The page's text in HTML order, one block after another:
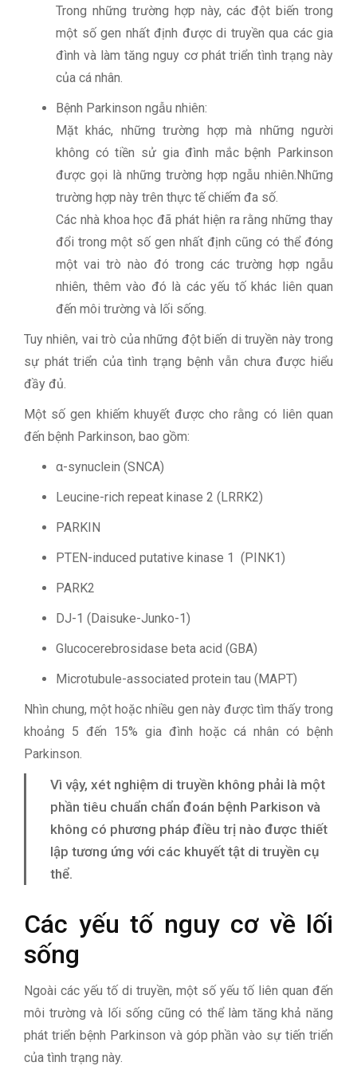
Trong những trường hợp này, các đột biến trong
một số gen nhất định được di truyền qua các gia
đình và làm tăng nguy cơ phát triển tình trạng này
của cá nhân.
Bệnh Parkinson ngẫu nhiên:
Mặt khác, những trường hợp mà những người
không có tiền sử gia đình mắc bệnh Parkinson
được gọi là những trường hợp ngẫu nhiên.Những
trường hợp này trên thực tế chiếm đa số.
Các nhà khoa học đã phát hiện ra rằng những thay
đổi trong một số gen nhất định cũng có thể đóng
một vai trò nào đó trong các trường hợp ngẫu
nhiên, thêm vào đó là các yếu tố khác liên quan
đến môi trường và lối sống.
Tuy nhiên, vai trò của những đột biến di truyền này trong
sự phát triển của tình trạng bệnh vẫn chưa được hiểu
đầy đủ.
Một số gen khiếm khuyết được cho rằng có liên quan
đến bệnh Parkinson, bao gồm:
α-synuclein (SNCA)
Leucine-rich repeat kinase 2 (LRRK2)
PARKIN
PTEN-induced putative kinase 1 (PINK1)
PARK2
DJ-1 (Daisuke-Junko-1)
Glucocerebrosidase beta acid (GBA)
Microtubule-associated protein tau (MAPT)
Nhìn chung, một hoặc nhiều gen này được tìm thấy trong
khoảng 5 đến 15% gia đình hoặc cá nhân có bệnh
Parkinson.
Vì vậy, xét nghiệm di truyền không phải là một
phần tiêu chuẩn chẩn đoán bệnh Parkison và
không có phương pháp điều trị nào được thiết
lập tương ứng với các khuyết tật di truyền cụ
thể.
Các yếu tố nguy cơ về lối
sống
Ngoài các yếu tố di truyền, một số yếu tố liên quan đến
môi trường và lối sống cũng có thể làm tăng khả năng
phát triển bệnh Parkinson và góp phần vào sự tiến triển
của tình trạng này.